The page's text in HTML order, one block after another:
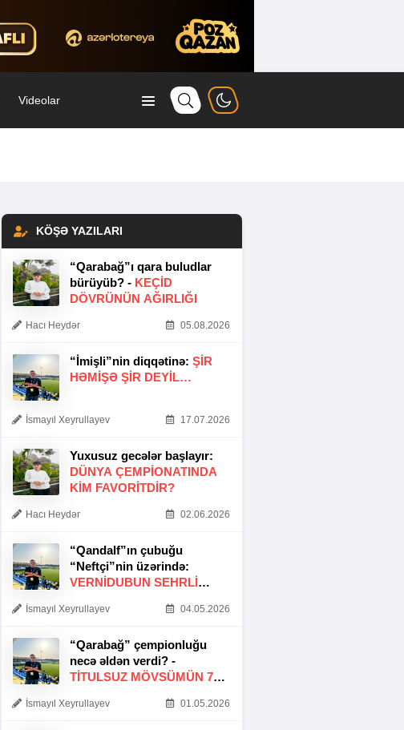
Videolar
KÖŞƏ YAZILARI
“Qarabağ”ı qara buludlar
bürüyüb? - KEÇID
DÖVRÜNÜN AĞIRLIĞI
Hacı Heydər 05.08.2026
“İmişli”nin diqqətinə: ŞIR
HƏMIŞƏ ŞIR DEYIL…
İsmayıl Xeyrullayev 17.07.2026
Yuxusuz gecələr başlayır:
DÜNYA ÇEMPIONATINDA
KIM FAVORITDIR?
Hacı Heydər 02.06.2026
“Qandalf”ın çubuğu
“Neftçi”nin üzərində:
VERNİDUBUN SEHRLİ
İsmayıl Xeyrullayev 04.05.2026
“Qarabağ” çempionluğu
necə əldən verdi? -
TITULSUZ MÖVSÜMÜN 7
İsmayıl Xeyrullayev 01.05.2026